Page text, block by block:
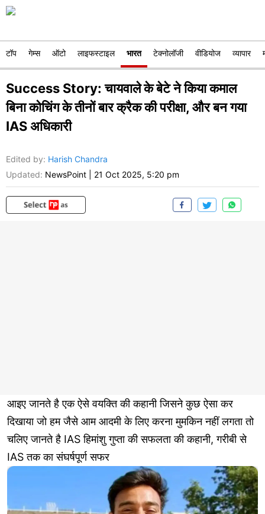
टॉप गेम्स ऑटो लाइफस्टाइल भारत टेक्नोलॉजी वीडियोज व्यापार
Success Story: चायवाले के बेटे ने किया कमाल
बिना कोचिंग के तीनों बार क्रैक की परीक्षा, और बन गया
IAS अधिकारी
Edited by: Harish Chandra
Updated: NewsPoint 21 Oct 2025, 5:20 pm
आइए जानते है एक ऐसे वयक्ति की कहानी जिसने कुछ ऐसा कर
दिखाया जो हम जैसे आम आदमी के लिए करना मुमकिन नहीं लगता तो
चलिए जानते है IAS हिमांशु गुप्ता की सफलता की कहानी, गरीबी से
IAS तक का संघर्षपूर्ण सफर